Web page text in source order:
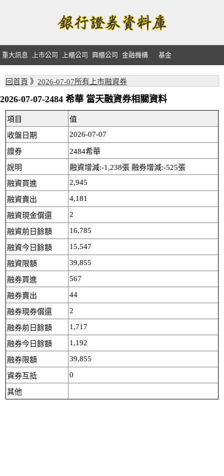
重大訊息 上市公司 上櫃公司 興櫃公司 金融機構 基金
回首頁 》 2026-07-07所有上市融資券
2026-07-07-2484 希華 當天融資券相關資料
項目
值
收盤日期
2026-07-07
證券
2484希華
說明
融資增減:-1,238張 融券增減:-525張
融資買進
2,945
融資賣出 4,181
融資現金償還 2
融資前日餘額 16,785
融資今日餘額 15,547
融資限額 39,855
融券買進 567
融券賣出 44
融券現券償還 2
融券前日餘額 1,717
融券今日餘額 1,192
融券限額 39,855
資券互抵 0
其他